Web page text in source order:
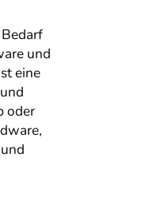
und
eine
oder